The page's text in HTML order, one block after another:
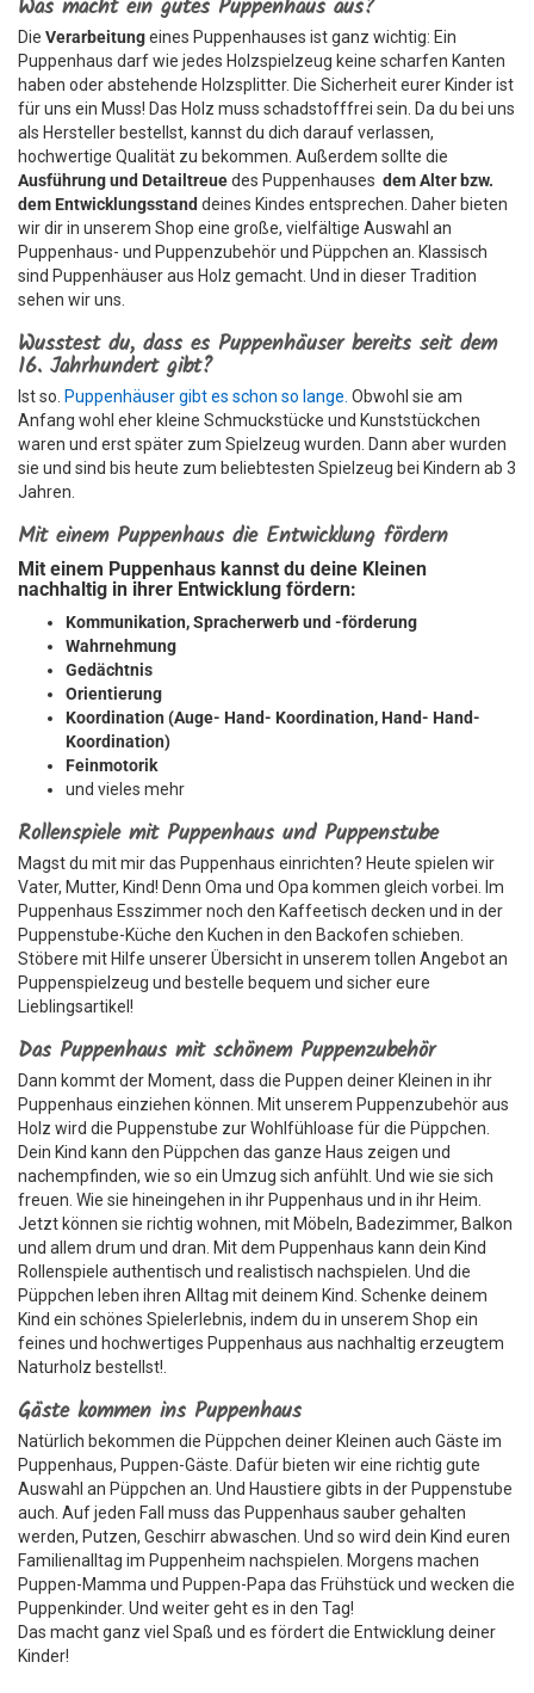
Was macht ein gutes Puppenhaus aus?
Die Verarbeitungeines Puppenhauses ist ganz wichtig: Ein
Puppenhaus darf wie jedes Holzspielzeug keine scharfen Kanten
haben oder abstehende Holzsplitter. Die Sicherheit eurer Kinder ist
für uns ein Muss! Das Holz muss schadstofffrei sein. Da du bei uns
als Hersteller bestellst, kannst du dich darauf verlassen,
hochwertige Qualität zu bekommen. Außerdem sollte die
Ausführung und Detailtreuedes Puppenhauses dem Alter bzw.
dem Entwicklungsstand deines Kindes entsprechen. Daher bieten
wir dir in unserem Shop eine große, vielfältige Auswahl an
Puppenhaus- und Puppenzubehör und Püppchen an. Klassisch
sind Puppenhäuser aus Holz gemacht. Und in dieser Tradition
sehen wir uns.
Wusstest du, dass es Puppenhäuser bereits seit dem
16. Jahrhundert gibt?
Ist so. Puppenhäuser gibt es schon so lange. Obwohl sie am
Anfang wohl eher kleine Schmuckstücke und Kunststückchen
waren und erst später zum Spielzeug wurden. Dann aber wurden
sie und sind bis heute zum beliebtesten Spielzeug bei Kindern ab 3
Jahren.
Mit einem Puppenhaus die Entwicklung fördern
Mit einem Puppenhaus kannst du deine Kleinen
nachhaltig in ihrer Entwicklung fördern:
Kommunikation, Spracherwerb und -förderung
Wahrnehmung
Gedächtnis
Orientierung
Koordination (Auge- Hand- Koordination, Hand- Hand-
Koordination)
Feinmotorik
und vieles mehr
Rollenspiele mit Puppenhaus und Puppenstube
Magst du mit mir das Puppenhaus einrichten? Heute spielen wir
Vater, Mutter, Kind! Denn Oma und Opa kommen gleich vorbei. Im
Puppenhaus Esszimmer noch den Kaffeetisch decken und in der
Puppenstube-Küche den Kuchen in den Backofen schieben.
Stöbere mit Hilfe unserer Übersicht in unserem tollen Angebot an
Puppenspielzeug und bestelle bequem und sicher eure
Lieblingsartikel!
Das Puppenhaus mit schönem Puppenzubehör
Dann kommt der Moment, dass die Puppen deiner Kleinen in ihr
Puppenhaus einziehen können. Mit unserem Puppenzubehör aus
Holz wird die Puppenstube zur Wohlfühloase für die Püppchen.
Dein Kind kann den Püppchen das ganze Haus zeigen und
nachempfinden, wie so ein Umzug sich anfühlt. Und wie sie sich
freuen. Wie sie hineingehen in ihr Puppenhaus und in ihr Heim.
Jetzt können sie richtig wohnen, mit Möbeln, Badezimmer, Balkon
und allem drum und dran. Mit dem Puppenhaus kann dein Kind
Rollenspiele authentisch und realistisch nachspielen. Und die
Püppchen leben ihren Alltag mit deinem Kind. Schenke deinem
Kind ein schönes Spielerlebnis, indem du in unserem Shop ein
feines und hochwertiges Puppenhaus aus nachhaltig erzeugtem
Naturholz bestellst!.
Gäste kommen ins Puppenhaus
Natürlich bekommen die Püppchen deiner Kleinen auch Gäste im
Puppenhaus, Puppen-Gäste. Dafür bieten wir eine richtig gute
Auswahl an Püppchen an. Und Haustiere gibts in der Puppenstube
auch. Auf jeden Fall muss das Puppenhaus sauber gehalten
werden, Putzen, Geschirr abwaschen. Und so wird dein Kind euren
Familienalltag im Puppenheim nachspielen. Morgens machen
Puppen-Mamma und Puppen-Papa das Frühstück und wecken die
Puppenkinder. Und weiter geht es in den Tag!
Das macht ganz viel Spaß und es fördert die Entwicklung deiner
Kinder!